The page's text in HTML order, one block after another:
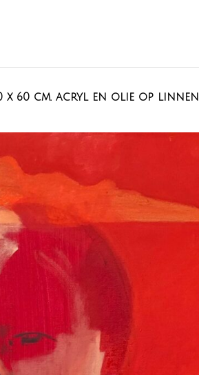
x 60 cm. acryl en olie op linnen